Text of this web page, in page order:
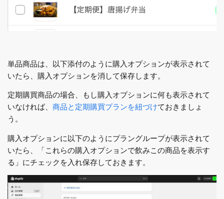
単品商品は、以下添付のように購入オプションが表示されて
いたら、購入オプションを消して保存します。
定期購買商品の場合、もし購入オプションに何も表示されて
いなければ、 商品と定期購買プランを紐づけておきましょ
う。
購入オプションに以下のようにプラングループが表示されて
いたら、「これらの購入オプションで飲みこの商品を表示す
る」にチェックを入れ保存しておきます。